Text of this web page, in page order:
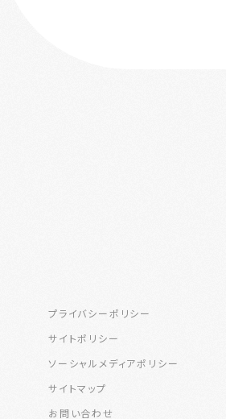
プライバシーポリシー
サイトポリシー
ソーシャルメディアポリシー
サイトマップ
お問い合わせ